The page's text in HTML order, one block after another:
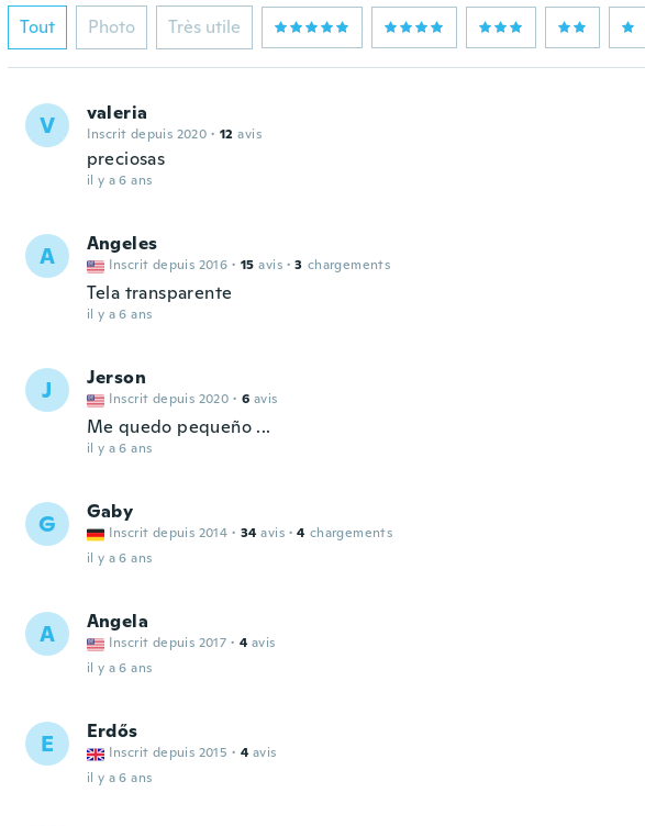
Tout Photo Très utile
V valeria
Inscrit depuis 2020 · 12 avis
preciosas
il y a 6 ans
A Angeles
Inscrit depuis 2016 · 15 avis · 3 chargements
Tela transparente
il y a 6 ans
J Jerson
Inscrit depuis 2020 · 6 avis
Me quedo pequeño ...
il y a 6 ans
G Gaby
Inscrit depuis 2014 · 34 avis · 4 chargements
il y a 6 ans
A Angela
Inscrit depuis 2017 · 4 avis
il y a 6 ans
E Erdős
Inscrit depuis 2015 · 4 avis
il y a 6 ans